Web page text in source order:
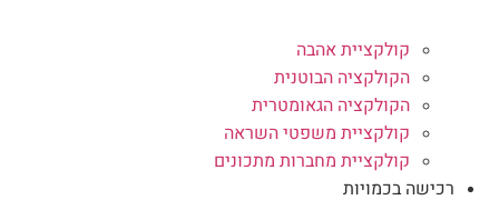
קולקציית אהבה
הקולקציה הבוטנית
הקולקציה הגאומטרית
קולקציית משפטי השראה
קולקציית מחברות מתכונים
רכישה בכמויות